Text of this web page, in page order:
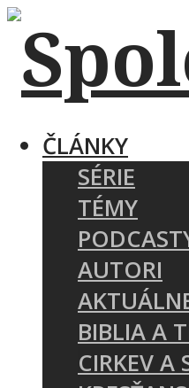
ČLÁNKY
SÉRIE
TÉMY
AUTORI
BIBLIA A
CIRKEV A